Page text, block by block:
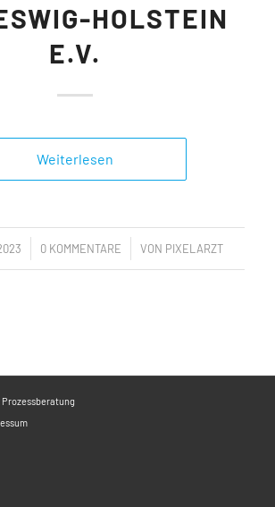
HOLSTEIN
E.V.
Weiterlesen
0 KOMMENTARE
/ VON PIXELARZT
Prozessberatung